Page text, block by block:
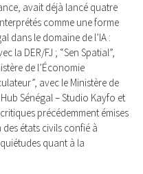
avait déjà lancé quatre
comme une forme
dans le domaine de l’IA :
la DER/FJ ; “Sen Spatial”,
de l’Économie
avec le Ministère de
Sénégal – Studio Kayfo et
précédemment émises
états civils confié à
quant à la